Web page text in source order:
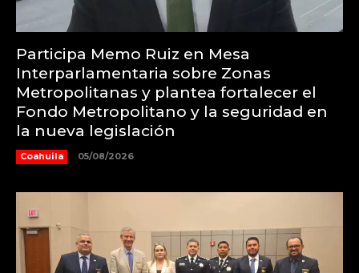
Participa Memo Ruiz en Mesa
Interparlamentaria sobre Zonas
Metropolitanas y plantea fortalecer el
Fondo Metropolitano y la seguridad en
la nueva legislación
Coahuila 05/08/2026